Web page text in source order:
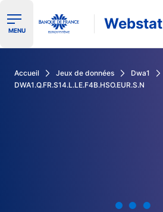
Ouvrir le menu de navigation
MENU Webstat
Accueil Jeux de données
Dwa1
DWA1.Q.FR.S14.L.LE.F4B.HSO.EUR.S.N